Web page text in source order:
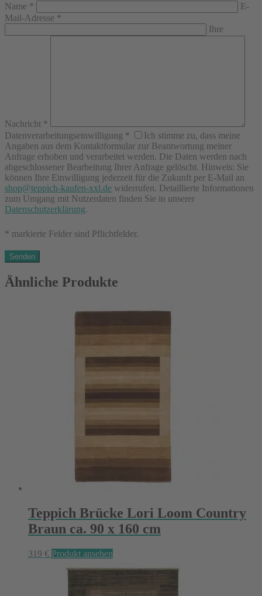
Name *
E-
Mail-Adresse *
Ihre
Nachricht *
Datenverarbeitungseinwilligung *
Ich stimme zu, dass meine
Angaben aus dem Kontaktformular zur Beantwortung meiner
Anfrage erhoben und verarbeitet werden. Die Daten werden nach
abgeschlossener Bearbeitung Ihrer Anfrage gelöscht. Hinweis: Sie
können Ihre Einwilligung jederzeit für die Zukunft per E-Mail an
shop@teppich-kaufen-xxl.de widerrufen. Detaillierte Informationen
zum Umgang mit Nutzerdaten finden Sie in unserer
Datenschutzerklärung.
* markierte Felder sind Pflichtfelder.
Ähnliche Produkte
Teppich Brücke Lori Loom Country
Braun ca. 90 x 160 cm
319 € Produkt ansehen